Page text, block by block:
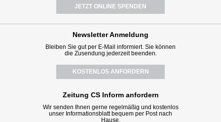
JETZT ONLINE SPENDEN
NewsletterAnmeldung
Bleiben Sie gut per E-Mail informiert. Sie können
die Zusendung jederzeit beenden.
KOSTENLOS ANFORDERN
Zeitung CS Inform anfordern
Wir senden Ihnen gerne regelmäßig und kostenlos
unser Informationsblatt bequem per Post nach
Hause.